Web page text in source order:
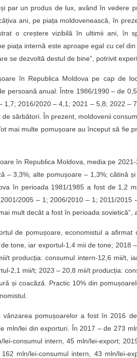
par un produs de lux, având în vedere
ani, pe piața moldovenească, în
o creștere vizibilă în ultimii ani, în
piața internă este aproape egal cu cel
se dezvoltă destul de bine”, potrivit
în Republica Moldova pe cap de
persoană anual. Între 1986/1990 – de
1,7; 2016/2020 – 4,1; 2021 – 5,8; 2022 –
sărbători. În prezent, moldovenii
mai multe pomușoare au început să fie
în Republica Moldova, media pe
– 3,3%; alte pomușoare – 1,3%; cătină
în perioada 1981/1985 a fost de 1,2
2005 – 1; 2006/2010 – 1; 2011/
mult decât a fost în perioada sovietică”,
de pomușoare, economistul a
tone, iar exportul-1,4 mii de tone; 2018
t producția: consumul intern-12,6 mii/t,
2,1 mii/t; 2023 – 20,8 mii/t producția:
și coacăză. Practic 10% din
vânzarea pomușoarelor a fost în 2016
mln/lei din exporturi. În 2017 – de 273
consumul intern, 45 mln/lei-export;
mln/lei-consumul intern, 43 mln/lei-